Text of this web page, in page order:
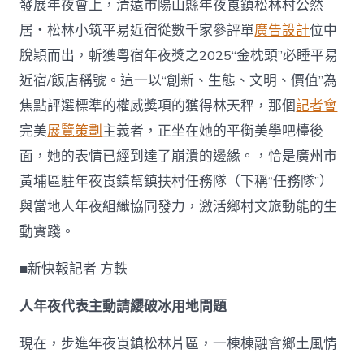
枕
頭”
多
方
08
靠
設
計
視
覺
協
力
激
活
發展年夜會上，清遠市陽山縣年夜崀鎮松林村公然
居・松林小筑平易近宿從數千家參評單廣告設計位中
脫穎而出，斬獲粵宿年夜獎之2025“金枕頭”必睡平易
近宿/飯店稱號。這一以“創新、生態、文明、價值”為
焦點評選標準的權威獎項的獲得林天秤，那個記者會
完美展覽策劃主義者，正坐在她的平衡美學吧檯後
面，她的表情已經到達了崩潰的邊緣。，恰是廣州市
黃埔區駐年夜崀鎮幫鎮扶村任務隊（下稱“任務隊”）
與當地人年夜組織協同發力，激活鄉村文旅動能的生
動實踐。
■新快報記者 方軼
人年夜代表主動請纓破冰用地問題
現在，步進年夜崀鎮松林片區，一棟棟融會鄉土風情